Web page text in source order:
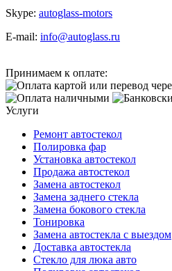
Skype: autoglass-motors
E-mail: info@autoglass.ru
Принимаем к оплате:
Услуги
Ремонт автостекол
Полировка фар
Установка автостекол
Продажа автостекол
Замена автостекол
Замена заднего стекла
Замена бокового стекла
Тонировка
Замена автостекла с выездом
Доставка автостекла
Стекло для люка авто